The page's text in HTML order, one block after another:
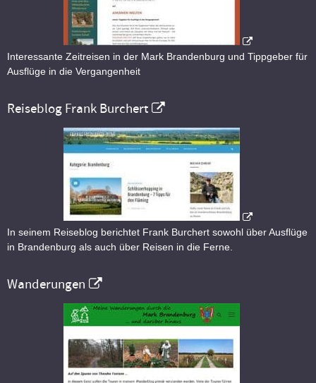
Interessante Zeitreisen in der Mark Brandenburg und Tippgeber für
Ausflüge in die Vergangenheit
Reiseblog Frank Burchert
In seinem Reiseblog berichtet Frank Burchert sowohl über Ausflüge
in Brandenburg als auch über Reisen in die Ferne.
Wanderungen